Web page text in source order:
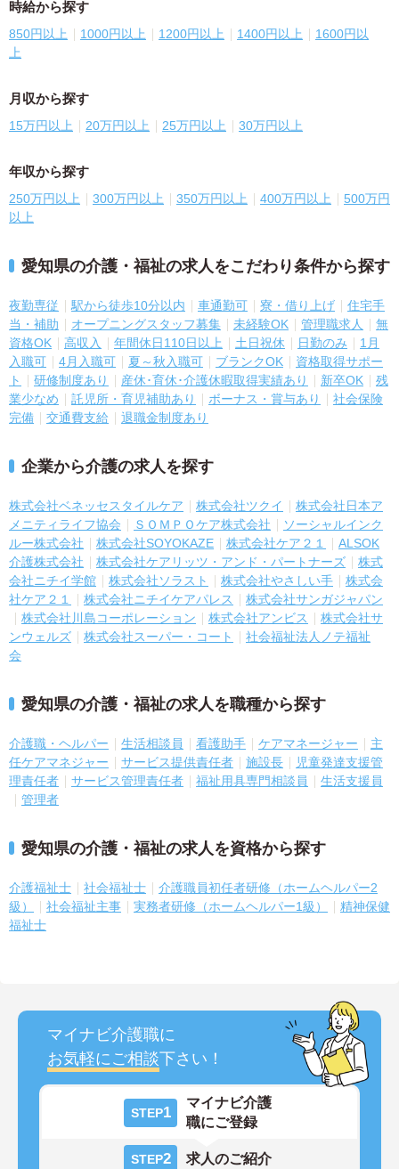
時給から探す
850円以上 1000円以上 1200円以上 1400円以上
1600円以
上
月収から探す
15万円以上 20万円以上 25万円以上 30万円以上
年収から探す
250万円以上 300万円以上 350万円以上 400万円以上
500万円
以上
愛知県の介護・福祉の求人をこだわり条件から探す
夜勤専従 駅から徒歩10分以内 車通勤可 寮・借り上げ
住宅手
当・補助
オープニングスタッフ募集 未経験OK 管理職求人
無
資格OK
高収入 年間休日110日以上 土日祝休 日勤のみ
1月
入職可
4月入職可 夏～秋入職可 ブランクOK
資格取得サポー
ト
研修制度あり 産休･育休･介護休暇取得実績あり 新卒OK
残
業少なめ
託児所・育児補助あり ボーナス・賞与あり
社会保険
完備
交通費支給 退職金制度あり
企業から介護の求人を探す
株式会社ベネッセスタイルケア 株式会社ツクイ
株式会社日本ア
メニティライフ協会
ＳＯＭＰＯケア株式会社
ソーシャルインク
ルー株式会社
株式会社SOYOKAZE 株式会社ケア２１
ALSOK
介護株式会社
株式会社ケアリッツ・アンド・パートナーズ
株式
会社ニチイ学館
株式会社ソラスト 株式会社やさしい手
株式会
社ケア２１
株式会社ニチイケアパレス
株式会社サンガジャパン
株式会社川島コーポレーション
株式会社アンビス
株式会社サ
ンウェルズ
株式会社スーパー・コート
社会福祉法人ノテ福祉
会
愛知県の介護・福祉の求人を職種から探す
介護職・ヘルパー 生活相談員 看護助手 ケアマネージャー
主
任ケアマネジャー
サービス提供責任者 施設長
児童発達支援管
理責任者
サービス管理責任者 福祉用具専門相談員
生活支援員
管理者
愛知県の介護・福祉の求人を資格から探す
介護福祉士 社会福祉士
介護職員初任者研修（ホームヘルパー2
級）
社会福祉主事 実務者研修（ホームヘルパー1級）
精神保健
福祉士
マイナビ介護職に
お気軽にご相談下さい！
STEP1
マイナビ介護
職にご登録
STEP2 求人のご紹介